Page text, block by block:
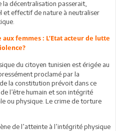
la décentralisation passerait,
et effectif de nature à neutraliser
femmes : L’Etat acteur de lutte
du citoyen tunisien est érigée au
proclamé par la
la constitution prévoit dans ce
l’être humain et son intégrité
ou physique. Le crime de torture
de l’atteinte à l’intégrité physique